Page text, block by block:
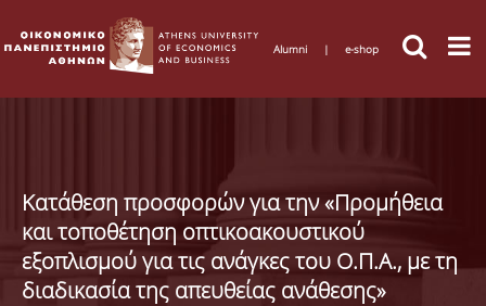
Alumni | e-shop
Κατάθεση προσφορών για την «Προμήθεια
και τοποθέτηση οπτικοακουστικού
εξοπλισμού για τις ανάγκες του Ο.Π.Α., με τη
διαδικασία της απευθείας ανάθεσης»